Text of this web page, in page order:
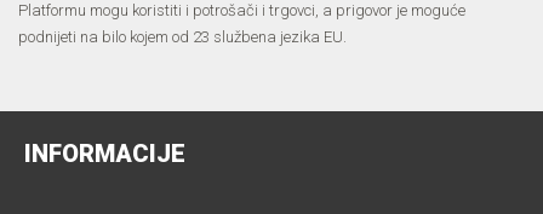
Platformu mogu koristiti i potrošači i trgovci, a prigovor je moguće
podnijeti na bilo kojem od 23 službena jezika EU.
INFORMACIJE